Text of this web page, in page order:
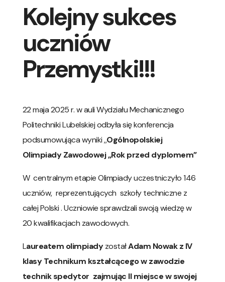
Kolejny sukces
uczniów
Przemystki!!!
22 maja 2025 r. w auli Wydziału Mechanicznego
Politechniki Lubelskiej odbyła się konferencja
podsumowująca wyniki ,,Ogólnopolskiej
Olimpiady Zawodowej „Rok przed dyplomem”
W centralnym etapie Olimpiady uczestniczyło 146
uczniów, reprezentujących szkoły techniczne z
całej Polski . Uczniowie sprawdzali swoją wiedzę w
20 kwalifikacjach zawodowych.
Laureatem olimpiadyzostałAdam Nowak z IV
klasy Technikum kształcącego w zawodzie
technik spedytor zajmując II miejsce w swojej